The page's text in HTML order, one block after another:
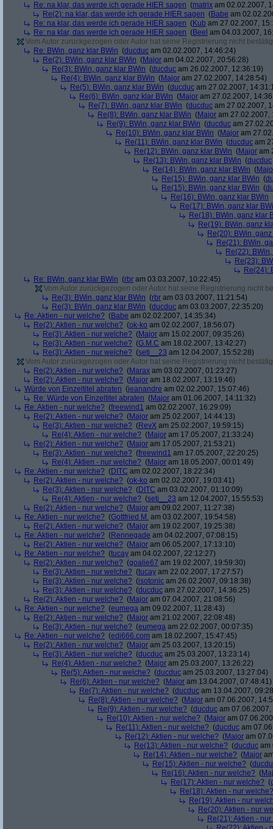
Re: na klar, das werde ich gerade HIER sagen (matrix am 02.02.2007,
Re(2): na klar, das werde ich gerade HIER sagen (Babe am
Re: na klar, das werde ich gerade HIER sagen (Kub am 27.02.2007,
Re: na klar, das werde ich gerade HIER sagen (Beel am 04.03.2007,
Vom Autor zurückgezogen oder Autor hat seine Registrierung nicht
Re: BWin, ganz klar BWin (ducduc am 02.02.2007, 14:46:24)
Re(2): BWin, ganz klar BWin (Major am 04.02.2007, 20:56:28)
Re(3): BWin, ganz klar BWin (ducduc am 26.02.2007, 12:36:19)
Re(4): BWin, ganz klar BWin (Major am 27.02.2007, 14:28:54)
Re(5): BWin, ganz klar BWin (ducduc am 27.02.2007,
Re(6): BWin, ganz klar BWin (Major am 27.02.2007,
Re(7): BWin, ganz klar BWin (ducduc am 27.02.2007,
Re(8): BWin, ganz klar BWin (Major am 27.02.2007,
Re(9): BWin, ganz klar BWin (ducduc am
Re(10): BWin, ganz klar BWin (Major am
Re(11): BWin, ganz klar BWin (ducduc am
Re(12): BWin, ganz klar BWin (Major am
Re(13): BWin, ganz klar BWin (ducduc
Re(14): BWin, ganz klar BWin (
Re(15): BWin, ganz klar BWin (
Re(15): BWin, ganz klar BWin (
Re(16): BWin, ganz klar BWin
Re(17): BWin, ganz klar
Re(18): BWin, ganz klar
Re(19): BWin, ganz
Re(20): BWin,
Re(21): BWin,
Re(22):
Re(23):
Re(24):
Re: BWin, ganz klar BWin (rbr am 03.03.2007, 10:22:45)
Vom Autor zurückgezogen oder Autor hat seine Registrierung nicht
Re(3): BWin, ganz klar BWin (rbr am 03.03.2007, 11:21:54)
Re(3): BWin, ganz klar BWin (ducduc am 03.03.2007, 22:35:20)
Re: Aktien - nur welche? (Babe am 02.02.2007, 14:35:34)
Re(2): Aktien - nur welche? (ok-ko am 02.02.2007, 18:56:07)
Re(3): Aktien - nur welche? (Major am 15.02.2007, 09:35:26)
Re(3): Aktien - nur welche? (G.M.C am 18.02.2007, 13:42:27)
Re(3): Aktien - nur welche? (seti__23 am 12.04.2007, 15:52:28)
Vom Autor zurückgezogen oder Autor hat seine Registrierung nicht
Re(2): Aktien - nur welche? (Marax am 03.02.2007, 01:23:27)
Re(2): Aktien - nur welche? (Major am 18.02.2007, 13:19:46)
Würde von Einzeltitel abraten (jeanandre am 02.02.2007, 15:07:46)
Re: Würde von Einzeltitel abraten (Major am 01.06.2007, 14:11:32)
Re: Aktien - nur welche? (freewind1 am 02.02.2007, 16:29:09)
Re(2): Aktien - nur welche? (Major am 25.02.2007, 14:44:13)
Re(3): Aktien - nur welche? (RevX am 25.02.2007, 19:59:15)
Re(4): Aktien - nur welche? (Major am 17.05.2007, 21:33:24)
Re(2): Aktien - nur welche? (Major am 17.05.2007, 21:53:21)
Re(3): Aktien - nur welche? (freewind1 am 17.05.2007, 22:20:25)
Re(4): Aktien - nur welche? (Major am 18.05.2007, 00:01:49)
Re: Aktien - nur welche? (DITC am 02.02.2007, 18:22:34)
Re(2): Aktien - nur welche? (ok-ko am 02.02.2007, 19:03:41)
Re(3): Aktien - nur welche? (DITC am 03.02.2007, 01:10:09)
Re(4): Aktien - nur welche? (seti__23 am 12.04.2007, 15:55:53)
Re(2): Aktien - nur welche? (Major am 09.02.2007, 11:27:38)
Re: Aktien - nur welche? (Gottfried M. am 03.02.2007, 19:54:58)
Re(2): Aktien - nur welche? (Major am 19.02.2007, 19:25:38)
Re: Aktien - nur welche? (Rennegade am 04.02.2007, 07:08:15)
Re(2): Aktien - nur welche? (Major am 06.05.2007, 17:13:10)
Re: Aktien - nur welche? (tucay am 04.02.2007, 22:12:27)
Re(2): Aktien - nur welche? (goalie67 am 19.02.2007, 19:59:30)
Re(3): Aktien - nur welche? (tucay am 22.02.2007, 17:27:57)
Re(3): Aktien - nur welche? (isotonic am 26.02.2007, 09:18:38)
Re(3): Aktien - nur welche? (ducduc am 27.02.2007, 14:36:25)
Re(2): Aktien - nur welche? (Major am 07.04.2007, 21:08:56)
Re: Aktien - nur welche? (eumega am 09.02.2007, 11:28:43)
Re(2): Aktien - nur welche? (Major am 21.02.2007, 22:08:48)
Re(3): Aktien - nur welche? (eumega am 22.02.2007, 00:07:35)
Re: Aktien - nur welche? (edi666.com am 18.02.2007, 15:47:45)
Re(2): Aktien - nur welche? (Major am 25.03.2007, 13:20:15)
Re(3): Aktien - nur welche? (ducduc am 25.03.2007, 13:23:14)
Re(4): Aktien - nur welche? (Major am 25.03.2007, 13:26:22)
Re(5): Aktien - nur welche? (ducduc am 25.03.2007, 13:27:04)
Re(6): Aktien - nur welche? (Major am 13.04.2007, 07:48:41)
Re(7): Aktien - nur welche? (ducduc am 13.04.2007,
Re(8): Aktien - nur welche? (Major am 07.06.2007,
Re(9): Aktien - nur welche? (ducduc am
Re(10): Aktien - nur welche? (Major am
Re(11): Aktien - nur welche? (ducduc am
Re(12): Aktien - nur welche? (Major am
Re(13): Aktien - nur welche? (ducduc am
Re(14): Aktien - nur welche? (Major
Re(15): Aktien - nur welche? (
Re(16): Aktien - nur welche? (
Re(17): Aktien - nur welche? (
Re(18): Aktien - nur welche?
Re(19): Aktien - nur
Re(20): Aktien - nur
Re(21): Aktien -